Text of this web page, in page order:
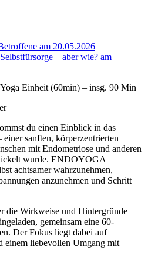
am 20.05.2026
– aber wie? am
Einheit (60min) – insg. 90 Min
du einen Einblick in das
sanften, körperzentrierten
mit Endometriose und anderen
wurde. ENDOYOGA
achtsamer wahrzunehmen,
anzunehmen und Schritt
die Wirkweise und Hintergründe
gemeinsam eine 60-
Der Fokus liegt dabei auf
einem liebevollen Umgang mit